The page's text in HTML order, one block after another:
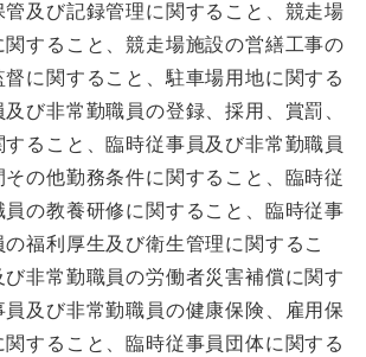
管及び記録管理に関すること、競走場
すること、競走場施設の営繕工事の
に関すること、駐車場用地に関する
び非常勤職員の登録、採用、賞罰、
ること、臨時従事員及び非常勤職員
の他勤務条件に関すること、臨時従
の教養研修に関すること、臨時従事
の福利厚生及び衛生管理に関するこ
び非常勤職員の労働者災害補償に関す
員及び非常勤職員の健康保険、雇用保
関すること、臨時従事員団体に関する